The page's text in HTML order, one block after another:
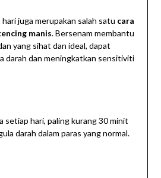
juga merupakan salah satu cara
manis. Bersenam membantu
yang sihat dan ideal, dapat
darah dan meningkatkan sensitiviti
setiap hari, paling kurang 30 minit
darah dalam paras yang normal.